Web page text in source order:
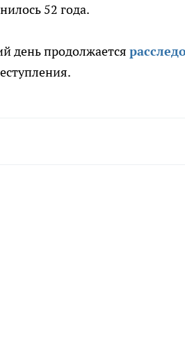
52 года.
день продолжается